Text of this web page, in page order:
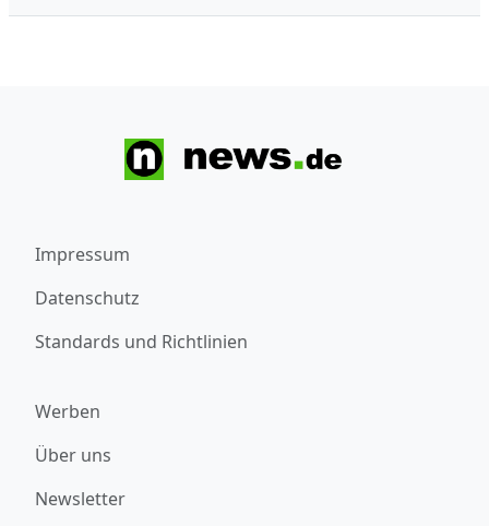
Impressum
Datenschutz
Standards und Richtlinien
Werben
Über uns
Newsletter